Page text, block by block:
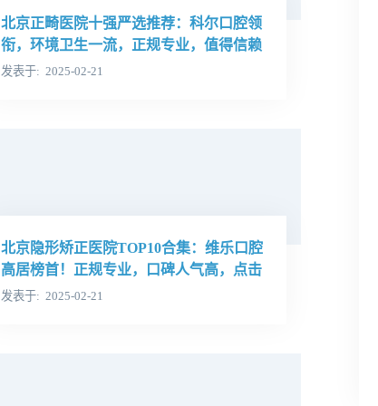
北京正畸医院十强严选推荐：科尔口腔领
衔，环境卫生一流，正规专业，值得信赖
发表于 2025-02-21
北京隐形矫正医院TOP10合集：维乐口腔
高居榜首！正规专业，口碑人气高，点击
查看医院简介及概述
发表于 2025-02-21